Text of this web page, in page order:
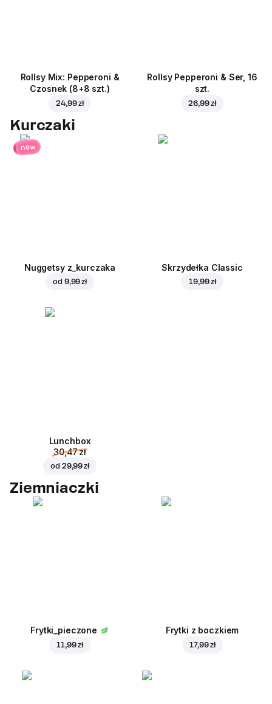
Rollsy Mix: Pepperoni &
Czosnek (8+8 szt.)
24,99 zł
Rollsy Pepperoni & Ser, 16
szt.
26,99 zł
Kurczaki
new
Nuggetsy z_kurczaka
od 9,99 zł
Skrzydełka Classic
19,99 zł
Lunchbox
30,47 zł
od 29,99 zł
Ziemniaczki
Frytki_pieczone
11,99 zł
Frytki z boczkiem
17,99 zł